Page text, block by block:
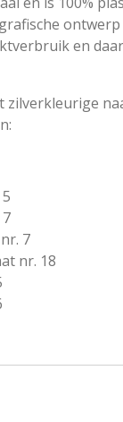
ontwerp
en
zilverkleurige
7
nr. 18